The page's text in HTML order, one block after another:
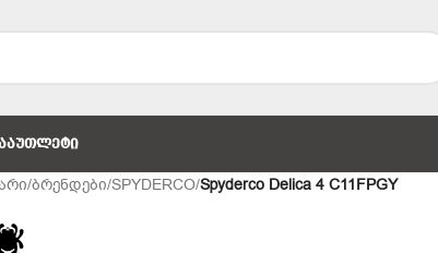
ᲐᲣᲗᲚᲔᲢᲘ
/ბრენდები/SPYDERCO/Spyderco Delica 4 C11FPGY